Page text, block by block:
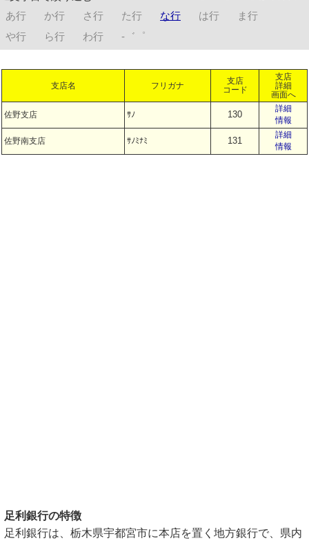
あ行 か行 さ行 た行 な行 は行
ま行
や行
ら行 わ行 -゛゜
支店名 フリガナ
支店
コード
支店
詳細
画面へ
佐野支店 ｻﾉ 130
詳細
情報
佐野南支店 ｻﾉﾐﾅﾐ 131
詳細
情報
足利銀行の特徴
足利銀行は、栃木県宇都宮市に本店を置く地方銀行で、県内